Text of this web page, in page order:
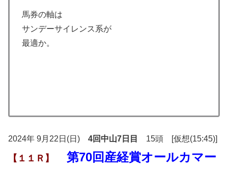
馬券の軸は
サンデーサイレンス系が
最適か。
2024年 9月22日(日) 4回中山7日目 15頭 [仮想(15:45)]
【１１Ｒ】 第70回産経賞オールカマー